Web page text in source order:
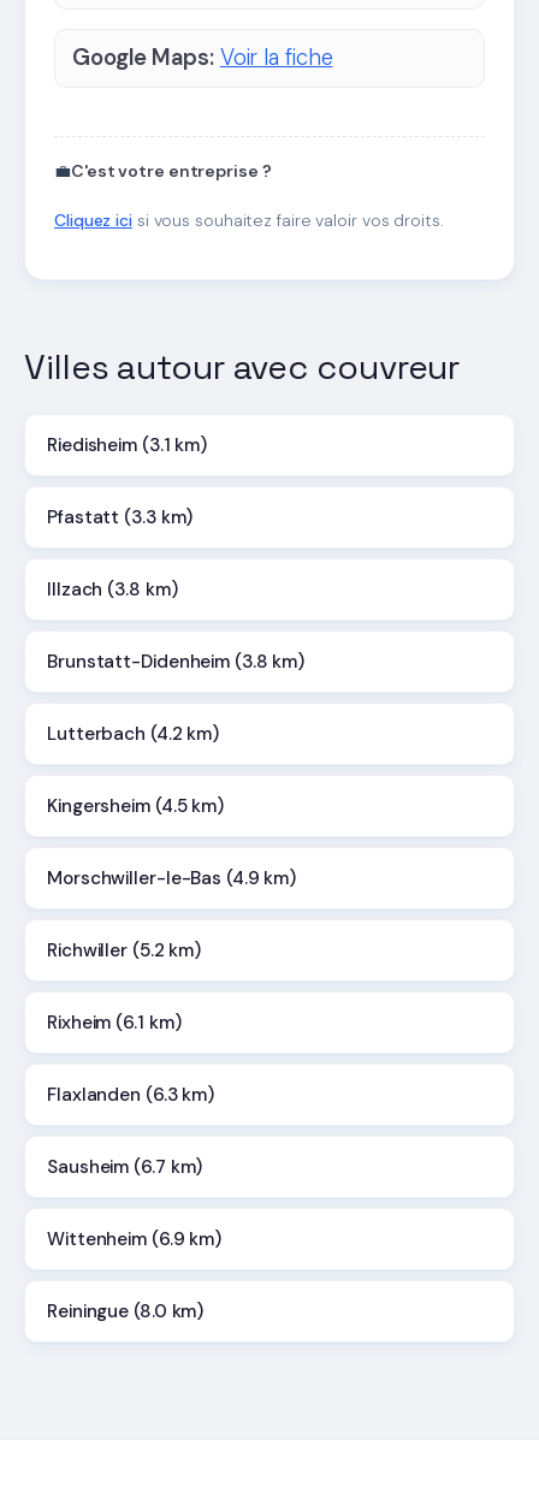
Google Maps: Voir la fiche
💼C'est votre entreprise ?
Cliquez icisi vous souhaitez faire valoir vos droits.
Villes autour avec couvreur
Riedisheim (3.1 km)
Pfastatt (3.3 km)
Illzach (3.8 km)
Brunstatt-Didenheim (3.8 km)
Lutterbach (4.2 km)
Kingersheim (4.5 km)
Morschwiller-le-Bas (4.9 km)
Richwiller (5.2 km)
Rixheim (6.1 km)
Flaxlanden (6.3 km)
Sausheim (6.7 km)
Wittenheim (6.9 km)
Reiningue (8.0 km)